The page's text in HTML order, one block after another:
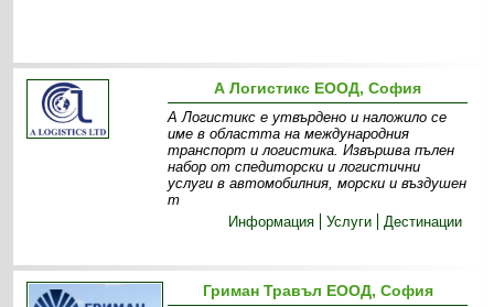
А Логистикс ЕООД, София
А Логистикс е утвърдено и наложило се
име в областта на международния
транспорт и логистика. Извършва пълен
набор от спедиторски и логистични
услуги в автомобилния, морски и въздушен
т
Информация
Услуги Дестинации
Гриман Травъл ЕООД, София